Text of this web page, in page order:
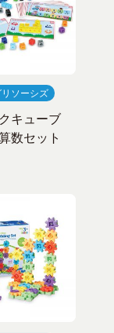
ソーシズ
キューブ
数セット